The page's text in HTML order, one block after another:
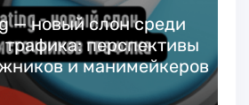
— новый слон среди
трафика: перспективы
и манимейкеров